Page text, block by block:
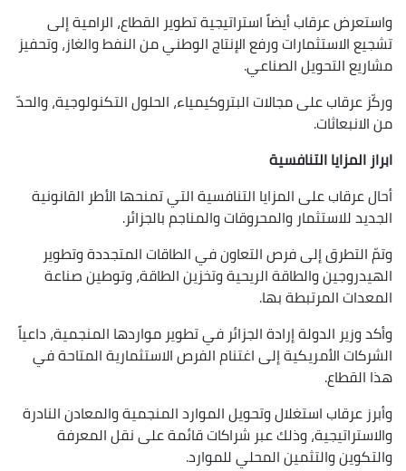
واستعرض عرقاب أيضاً استراتيجية تطوير القطاع، الرامية إلى
تشجيع الاستثمارات ورفع الإنتاج الوطني من النفط والغاز، وتحفيز
مشاريع التحويل الصناعي.
وركّز عرقاب على مجالات البتروكيمياء، الحلول التكنولوجية، والحدّ
من الانبعاثات.
ابراز المزايا التنافسية
أحال عرقاب على المزايا التنافسية التي تمنحها الأطر القانونية
الجديد للاستثمار والمحروقات والمناجم بالجزائر.
وتمّ التطرق إلى فرص التعاون في الطاقات المتجددة وتطوير
الهيدروجين والطاقة الريحية وتخزين الطاقة، وتوطين صناعة
المعدات المرتبطة بها.
وأكد وزير الدولة إرادة الجزائر في تطوير مواردها المنجمية، داعياً
الشركات الأمريكية إلى اغتنام الفرص الاستثمارية المتاحة في
هذا القطاع.
وأبرز عرقاب استغلال وتحويل الموارد المنجمية والمعادن النادرة
والاستراتيجية، وذلك عبر شراكات قائمة على نقل المعرفة
والتكوين والتثمين المحلي للموارد.